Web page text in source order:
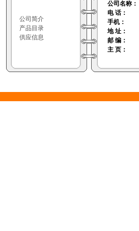
公司简介
产品目录
供应信息
公司名称：
电 话：
手机：
地 址：
邮 编：
主 页：